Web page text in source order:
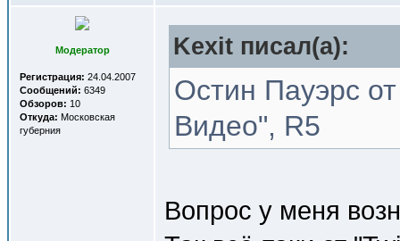
Модератор
Регистрация: 24.04.2007
Сообщений: 6349
Обзоров: 10
Откуда: Московская
губерния
Kexit писал(a):
Остин Пауэрс
Видео", R5
Вопрос у меня